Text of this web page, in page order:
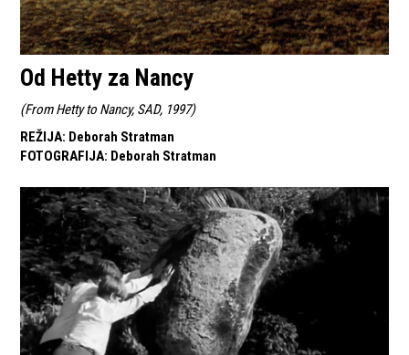
Od Hetty za Nancy
(From Hetty to Nancy, SAD, 1997)
REŽIJA: Deborah Stratman
FOTOGRAFIJA: Deborah Stratman